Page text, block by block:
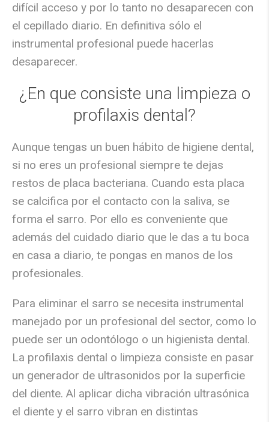
difícil acceso y por lo tanto no desaparecen con
el cepillado diario. En definitiva sólo el
instrumental profesional puede hacerlas
desaparecer.
¿En que consiste una limpieza o
profilaxis dental?
Aunque tengas un buen hábito de higiene dental,
si no eres un profesional siempre te dejas
restos de placa bacteriana. Cuando esta placa
se calcifica por el contacto con la saliva, se
forma el sarro. Por ello es conveniente que
además del cuidado diario que le das a tu boca
en casa a diario, te pongas en manos de los
profesionales.
Para eliminar el sarro se necesita instrumental
manejado por un profesional del sector, como lo
puede ser un odontólogo o un higienista dental.
La profilaxis dental o limpieza consiste en pasar
un generador de ultrasonidos por la superficie
del diente. Al aplicar dicha vibración ultrasónica
el diente y el sarro vibran en distintas